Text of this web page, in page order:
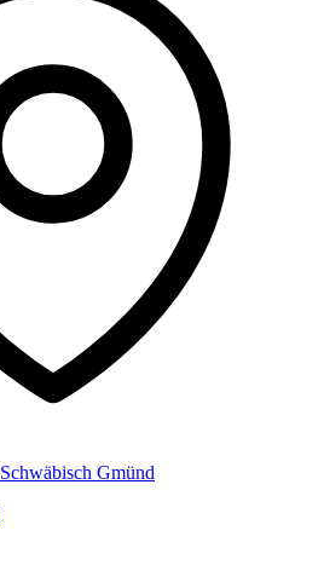
Schwäbisch Gmünd